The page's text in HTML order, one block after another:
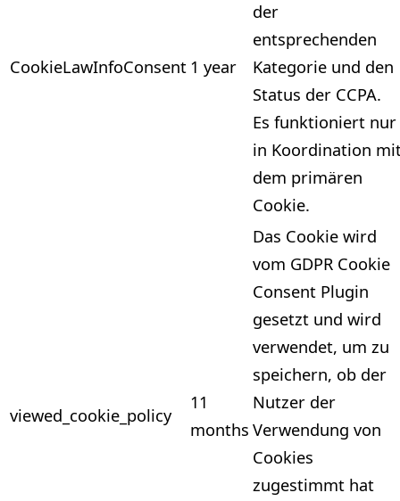
CookieLawInfoConsent 1 year
der
entsprechenden
Kategorie und den
Status der CCPA.
Es funktioniert nur
in Koordination
dem primären
Cookie.
viewed_cookie_policy
11
months
Das Cookie wird
vom GDPR Cookie
Consent Plugin
gesetzt und wird
verwendet, um zu
speichern, ob der
Nutzer der
Verwendung von
Cookies
zugestimmt hat